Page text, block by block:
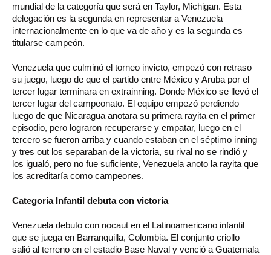
mundial de la categoría que será en Taylor, Michigan. Esta
delegación es la segunda en representar a Venezuela
internacionalmente en lo que va de año y es la segunda es
titularse campeón.
Venezuela que culminó el torneo invicto, empezó con retraso
su juego, luego de que el partido entre México y Aruba por el
tercer lugar terminara en extrainning. Donde México se llevó el
tercer lugar del campeonato. El equipo empezó perdiendo
luego de que Nicaragua anotara su primera rayita en el primer
episodio, pero lograron recuperarse y empatar, luego en el
tercero se fueron arriba y cuando estaban en el séptimo inning
y tres out los separaban de la victoria, su rival no se rindió y
los igualó, pero no fue suficiente, Venezuela anoto la rayita que
los acreditaría como campeones.
Categoría Infantil debuta con victoria
Venezuela debuto con nocaut en el Latinoamericano infantil
que se juega en Barranquilla, Colombia. El conjunto criollo
salió al terreno en el estadio Base Naval y venció a Guatemala